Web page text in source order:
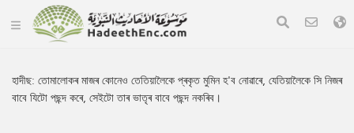
হাদীছ:তোমালোকৰ মাজৰ কোনেও তেতিয়ালৈকে প্ৰকৃত মুমিন হ'ব নোৱাৰে, যেতিয়ালৈকে সি নিজৰ
বাবে যিটো পছন্দ কৰে, সেইটো তাৰ ভাতৃৰ বাবে পছন্দ নকৰিব।